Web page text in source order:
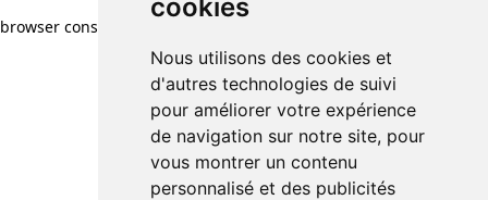
cookies
Nous utilisons des cookies et
d'autres technologies de suivi
pour améliorer votre expérience
de navigation sur notre site, pour
vous montrer un contenu
personnalisé et des publicités
browser console for more information)